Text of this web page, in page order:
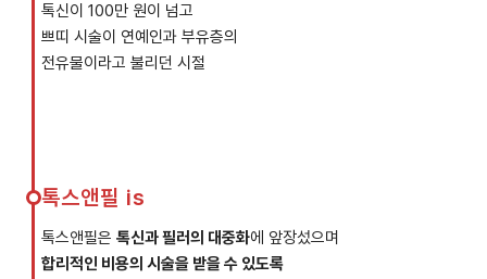
톡신이 100만 원이 넘고
쁘띠 시술이 연예인과 부유층의
전유물이라고 불리던 시절
톡스앤필 is
톡스앤필은 톡신과 필러의 대중화에 앞장섰으며
합리적인 비용의 시술을 받을 수 있도록